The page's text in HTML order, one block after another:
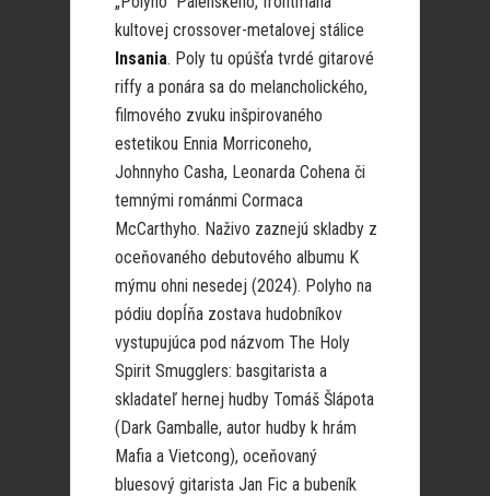
kultovej crossover-metalovej stálice
Insania. Poly tu opúšťa tvrdé gitarové
riffy a ponára sa do melancholického,
filmového zvuku inšpirovaného
estetikou Ennia Morriconeho,
Johnnyho Casha, Leonarda Cohena či
temnými románmi Cormaca
McCarthyho. Naživo zaznejú skladby z
oceňovaného debutového albumu K
mýmu ohni nesedej (2024). Polyho na
pódiu dopĺňa zostava hudobníkov
vystupujúca pod názvom The Holy
Spirit Smugglers: basgitarista a
skladateľ hernej hudby Tomáš Šlápota
(Dark Gamballe, autor hudby k hrám
Mafia a Vietcong), oceňovaný
bluesový gitarista Jan Fic a bubeník